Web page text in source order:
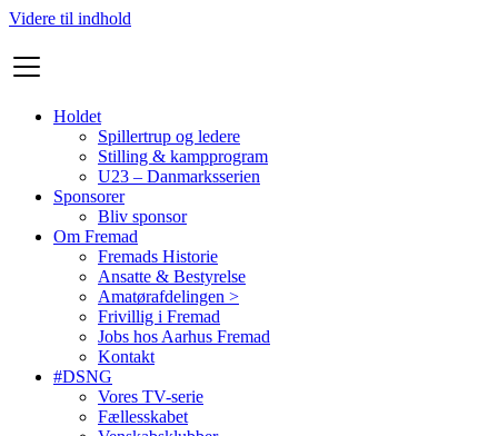
Videre til indhold
Holdet
Spillertrup og ledere
Stilling & kampprogram
U23 – Danmarksserien
Sponsorer
Bliv sponsor
Om Fremad
Fremads Historie
Ansatte & Bestyrelse
Amatørafdelingen >
Frivillig i Fremad
Jobs hos Aarhus Fremad
Kontakt
#DSNG
Vores TV-serie
Fællesskabet